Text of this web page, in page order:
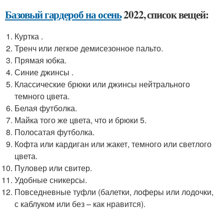
Базовый гардероб на осень2022, список вещей:
Куртка .
Тренч или легкое демисезонное пальто.
Прямая юбка.
Синие джинсы .
Классические брюки или джинсы нейтрального
темного цвета.
Белая футболка.
Майка того же цвета, что и брюки 5.
Полосатая футболка.
Кофта или кардиган или жакет, темного или светлого
цвета.
Пуловер или свитер.
Удобные сникерсы.
Повседневные туфли (балетки, лоферы или лодочки,
с каблуком или без – как нравится).